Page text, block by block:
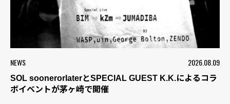
NEWS 2026.08.09
SOL soonerorlaterとSPECIAL GUEST K.K.によるコラ
ボイベントが茅ヶ崎で開催